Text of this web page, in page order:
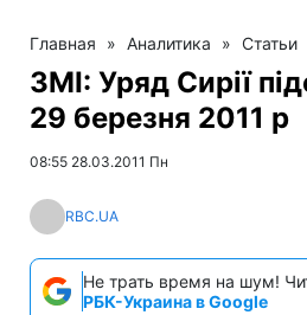
Главная » Аналитика » Статьи
ЗМІ: Уряд Сирії
29 березня 2011 р
08:55 28.03.2011 Пн
RBC.UA
Не трать время на шум!
РБК-Украина в Google